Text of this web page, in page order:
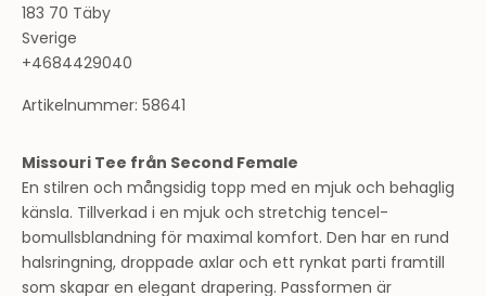
183 70 Täby
Sverige
+4684429040
Artikelnummer: 58641
Missouri Tee från Second Female
En stilren och mångsidig topp med en mjuk och behaglig
känsla. Tillverkad i en mjuk och stretchig tencel-
bomullsblandning för maximal komfort. Den har en rund
halsringning, droppade axlar och ett rynkat parti framtill
som skapar en elegant drapering. Passformen är